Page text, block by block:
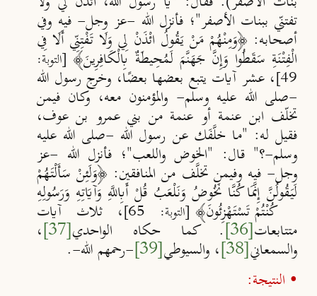
تفتنّي ببنات الأصفر"؛ فأنزل الله -عز وجل- فيه وفي
أصحابه: ﴿وَمِنْهُمْ مَنْ يَقُولُ ائْذَنْ لِي وَلَا تَفْتِنِّي أَلَا فِي
الْفِتْنَةِ ‌سَقَطُوا وَإِنَّ جَهَنَّمَ لَمُحِيطَةٌ بِالْكَافِرِينَ﴾[التوبة:
49] ، عشر آيات يتبع بعضها بعضًا، وخرج رسول الله
-صلى الله عليه وسلم- والمؤمنون معه، وكان فيمن
تخلّف ابن عنمة أو عنمة من بني عمرو بن عوف،
فقيل له: "ما خلَّفَك عن رسول الله -صلى الله عليه
وسلم-؟" قال: "الخوض واللعب"؛ فأنزل الله -عز
وجل- فيه وفيمن تخلَّف من المنافقين: ﴿وَلَئِنْ سَأَلْتَهُمْ
لَيَقُولُنَّ إِنَّمَا كُنَّا ‌نَخُوضُ وَنَلْعَبُ قُلْ أَبِاللَّهِ وَآيَاتِهِ وَرَسُولِهِ
كُنْتُمْ تَسْتَهْزِئُونَ﴾ [التوبة: 65] ، ثلاث آيات
متتابعات[36] . كما حكاه الواحدي[37] ،
والسمعاني[38] ، والسيوطي[39]
-رحمهم الله-.
• النتيجة: